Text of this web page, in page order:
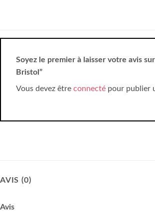
Soyez le premier à laisser votre avis
Bristol”
Vous devez être connecté pour publier
AVIS (0)
Avis